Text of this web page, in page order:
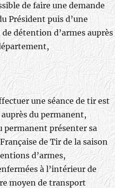
de faire une demande
Président puis d’une
détention d’armes auprès
une séance de tir est
du permanent,
permanent présenter sa
de Tir de la saison
d’armes,
à l’intérieur de
moyen de transport